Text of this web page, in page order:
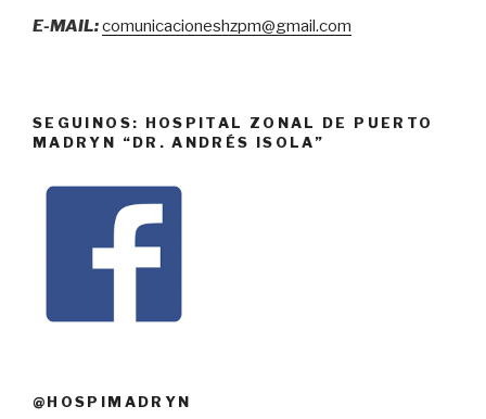
E-MAIL:comunicacioneshzpm@gmail.com
SEGUINOS: HOSPITAL ZONAL DE PUERTO
MADRYN “DR. ANDRÉS ISOLA”
@HOSPIMADRYN